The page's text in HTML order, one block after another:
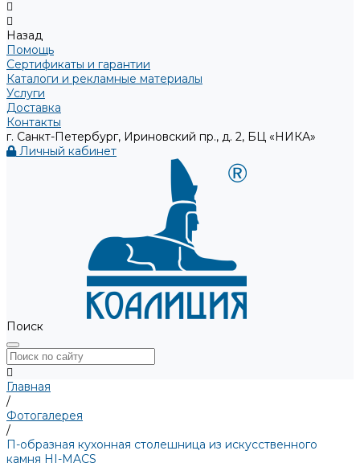
Назад
Помощь
Сертификаты и гарантии
Каталоги и рекламные материалы
Услуги
Доставка
Контакты
г. Санкт-Петербург, Ириновский пр., д. 2, БЦ «НИКА»
Личный кабинет
Поиск
Главная
/
Фотогалерея
/
П-образная кухонная столешница из искусственного
камня HI-MACS